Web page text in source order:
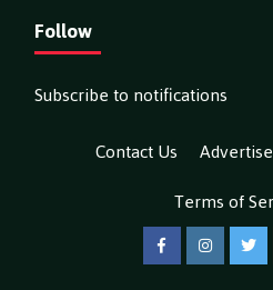
Follow
Subscribe to notifications
Contact Us
Terms of
FacebookInstagram